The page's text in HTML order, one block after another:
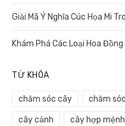
Giải Mã Ý Nghĩa Cúc Họa Mi
Khám Phá Các Loại Hoa Đồng
TỪ KHÓA
chăm sóc cây chăm
cây cảnh cây hợp mệnh